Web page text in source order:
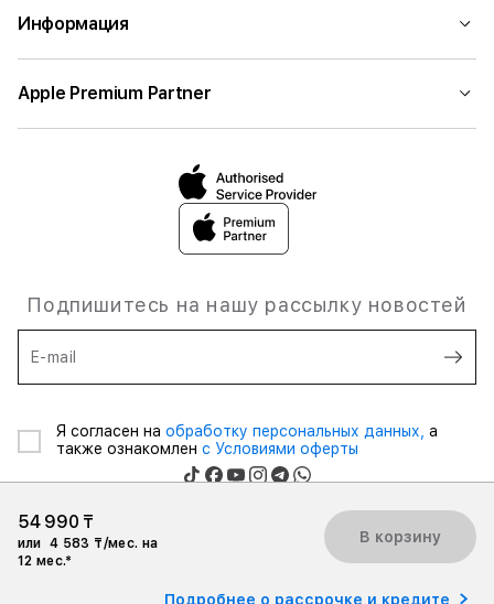
54 990 ₸
или 4 583 ₸/мес. на
12 мес.*
В корзину
Подробнее о рассрочке и кредите
Информация
Apple Premium Partner
Подпишитесь на нашу рассылку новостей
E-mail
Я согласен на обработку персональных данных, а
также ознакомлен с Условиями оферты
KAZAKHSTAN», Все права защищены.